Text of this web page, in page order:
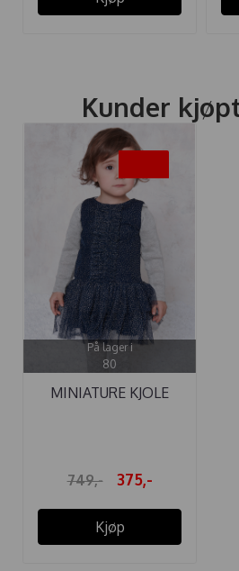
Kunder
På lager i
80
MINIATURE KJOLE
749,- 375,-
Kjøp